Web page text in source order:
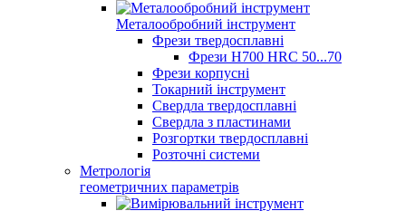
Металообробний інструмент
Фрези твердосплавні
Фрези H700 HRC 50...70
Фрези корпусні
Токарний інструмент
Свердла твердосплавні
Свердла з пластинами
Розгортки твердосплавні
Розточні системи
Метрологія
геометричних параметрів